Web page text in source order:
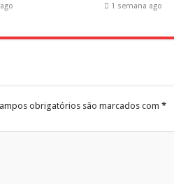
1 semana ago
obrigatórios são marcados com *